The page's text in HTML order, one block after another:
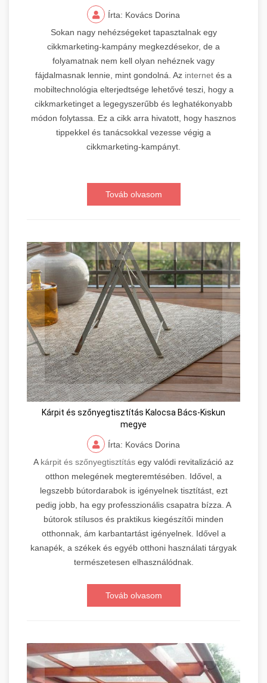
Írta: Kovács Dorina
Sokan nagy nehézségeket tapasztalnak egy
cikkmarketing-kampány megkezdésekor, de a
folyamatnak nem kell olyan nehéznek vagy
fájdalmasnak lennie, mint gondolná. Az internet és a
mobiltechnológia elterjedtsége lehetővé teszi, hogy a
cikkmarketinget a legegyszerűbb és leghatékonyabb
módon folytassa. Ez a cikk arra hivatott, hogy hasznos
tippekkel és tanácsokkal vezesse végig a
cikkmarketing-kampányt.
Továb olvasom
Kárpit és szőnyegtisztítás Kalocsa Bács-Kiskun
megye
Írta: Kovács Dorina
A kárpit és szőnyegtisztítás egy valódi revitalizáció az
otthon melegének megteremtésében. Idővel, a
legszebb bútordarabok is igényelnek tisztítást, ezt
pedig jobb, ha egy professzionális csapatra bízza. A
bútorok stílusos és praktikus kiegészítői minden
otthonnak, ám karbantartást igényelnek. Idővel a
kanapék, a székek és egyéb otthoni használati tárgyak
természetesen elhasználódnak.
Továb olvasom